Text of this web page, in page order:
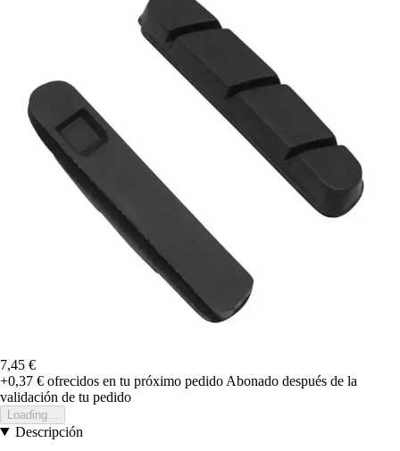
7,45 €
+0,37 € ofrecidos en tu próximo pedido Abonado después de la
validación de tu pedido
Loading...
Descripción